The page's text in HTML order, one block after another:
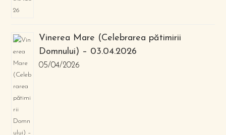
Vinerea Mare (Celebrarea pătimirii
Domnului) – 03.04.2026
05/04/2026